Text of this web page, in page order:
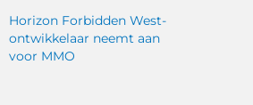
Horizon Forbidden West-
ontwikkelaar neemt aan
voor MMO